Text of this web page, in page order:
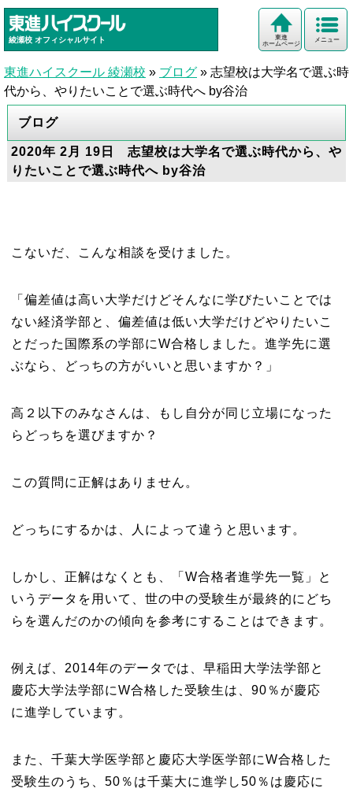
綾瀬校 オフィシャルサイト メニュー
東進
ホームページ
東進ハイスクール 綾瀬校 » ブログ » 志望校は大学名で選ぶ時
代から、やりたいことで選ぶ時代へ by谷治
ブログ
2020年 2月 19日 志望校は大学名で選ぶ時代から、や
りたいことで選ぶ時代へ by谷治
こないだ、こんな相談を受けました。
「偏差値は高い大学だけどそんなに学びたいことでは
ない経済学部と、偏差値は低い大学だけどやりたいこ
とだった国際系の学部にW合格しました。進学先に選
ぶなら、どっちの方がいいと思いますか？」
高２以下のみなさんは、もし自分が同じ立場になった
らどっちを選びますか？
この質問に正解はありません。
どっちにするかは、人によって違うと思います。
しかし、正解はなくとも、「W合格者進学先一覧」と
いうデータを用いて、世の中の受験生が最終的にどち
らを選んだのかの傾向を参考にすることはできます。
例えば、2014年のデータでは、早稲田大学法学部と
慶応大学法学部にW合格した受験生は、90％が慶応
に進学しています。
また、千葉大学医学部と慶応大学医学部にW合格した
受験生のうち、50％は千葉大に進学し50％は慶応に